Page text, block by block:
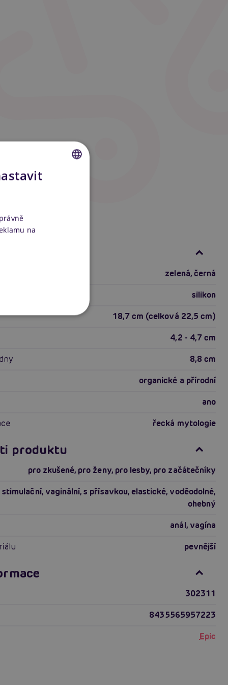
zelená, černá
silikon
18,7 cm (celková 22,5 cm)
4,2 - 4,7 cm
8,8 cm
organické a přírodní
ano
řecká mytologie
produktu
pro zkušené, pro ženy, pro lesby, pro začátečníky
stimulační, vaginální,s přísavkou,elastické, voděodolné,
ohebný
anál, vagína
pevnější
302311
8435565957223
Epic
na